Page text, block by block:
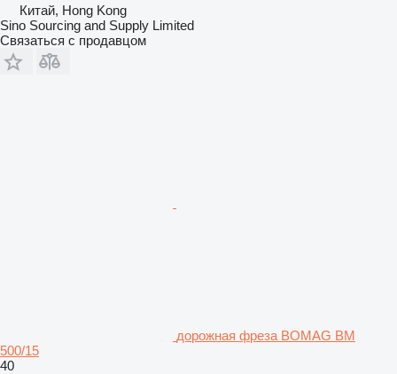
Китай, Hong Kong
Sino Sourcing and Supply Limited
Связаться с продавцом
дорожная фреза BOMAG BM
500/15
40